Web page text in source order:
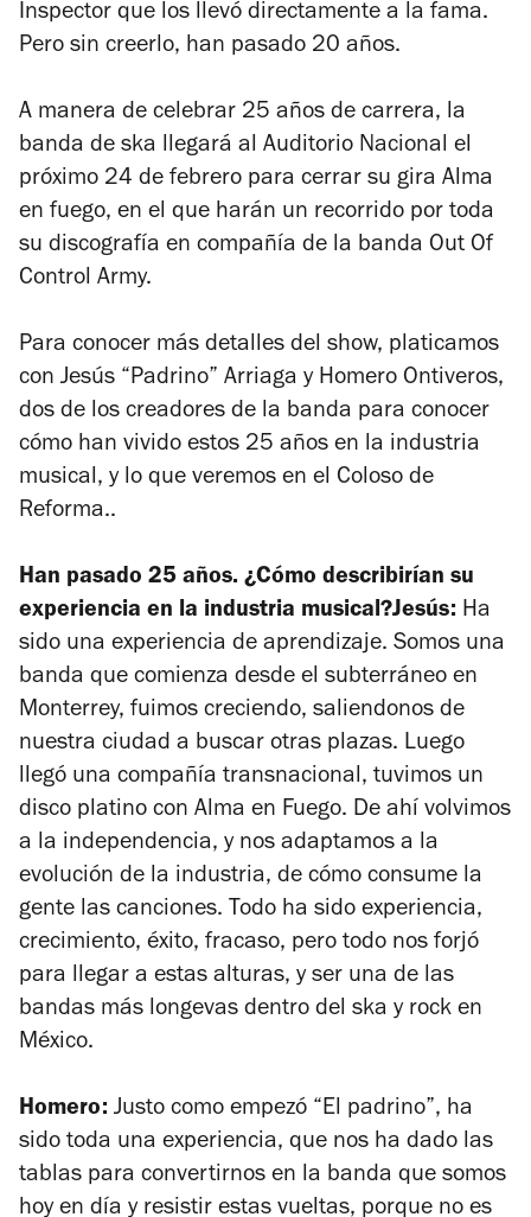
Inspector que los llevó directamente a la fama.
Pero sin creerlo, han pasado 20 años.
A manera de celebrar 25 años de carrera, la
banda de ska llegará al Auditorio Nacional el
próximo 24 de febrero para cerrar su gira Alma
en fuego, en el que harán un recorrido por toda
su discografía en compañía de la banda Out Of
Control Army.
Para conocer más detalles del show, platicamos
con Jesús “Padrino” Arriaga y Homero Ontiveros,
dos de los creadores de la banda para conocer
cómo han vivido estos 25 años en la industria
musical, y lo que veremos en el Coloso de
Reforma..
Han pasado 25 años. ¿Cómo describirían su
experiencia en la industria musical?Jesús: Ha
sido una experiencia de aprendizaje. Somos una
banda que comienza desde el subterráneo en
Monterrey, fuimos creciendo, saliendonos de
nuestra ciudad a buscar otras plazas. Luego
llegó una compañía transnacional, tuvimos un
disco platino con Alma en Fuego. De ahí volvimos
a la independencia, y nos adaptamos a la
evolución de la industria, de cómo consume la
gente las canciones. Todo ha sido experiencia,
crecimiento, éxito, fracaso, pero todo nos forjó
para llegar a estas alturas, y ser una de las
bandas más longevas dentro del ska y rock en
México.
Homero: Justo como empezó “El padrino”, ha
sido toda una experiencia, que nos ha dado las
tablas para convertirnos en la banda que somos
hoy en día y resistir estas vueltas, porque no es